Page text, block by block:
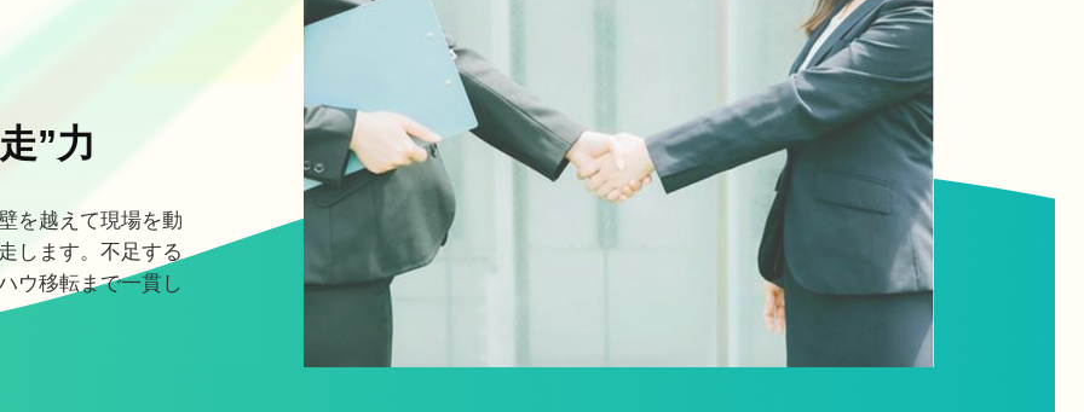
”力
を越えて現場を動
します。不足する
ウ移転まで一貫し